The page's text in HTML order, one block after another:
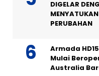
DIGELAR
PERUBAHAN
Armada
Mulai
Australia